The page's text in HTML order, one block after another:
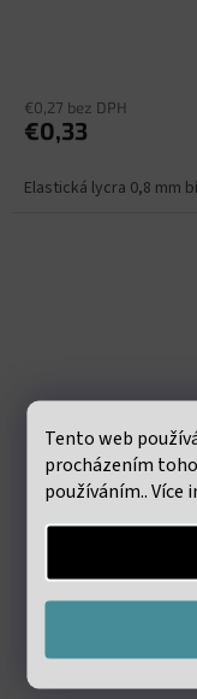
Tento web
procházením
používáním.. Více
€0,27 bez DPH
€0,33
Elastická lycra 0,8 mm
Elastická